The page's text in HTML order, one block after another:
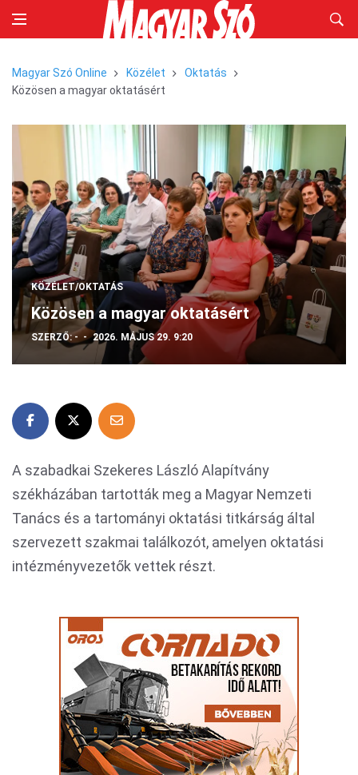
Magyar Szó Online Közélet
Oktatás
Közösen a magyar oktatásért
KÖZÉLET/OKTATÁS
Közösen a magyar oktatásért
SZERZŐ:- 2026. MÁJUS 29. 9:20
A szabadkai Szekeres László Alapítvány
székházában tartották meg a Magyar Nemzeti
Tanács és a tartományi oktatási titkárság által
szervezett szakmai találkozót, amelyen oktatási
intézményvezetők vettek részt.